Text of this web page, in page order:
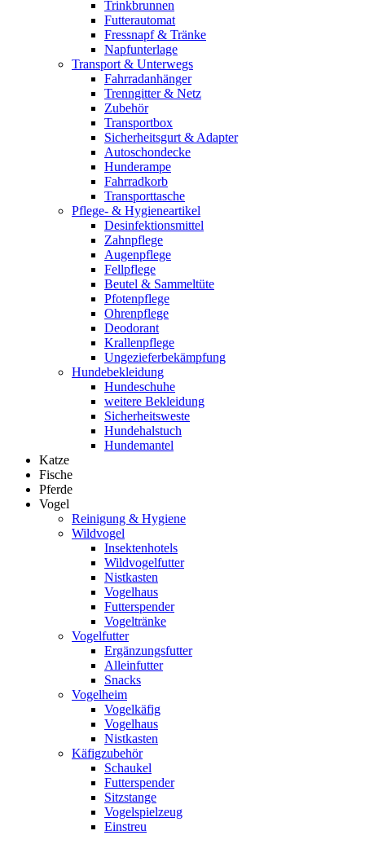
Trinkbrunnen
Futterautomat
Fressnapf & Tränke
Napfunterlage
Transport & Unterwegs
Fahrradanhänger
Trenngitter & Netz
Zubehör
Transportbox
Sicherheitsgurt & Adapter
Autoschondecke
Hunderampe
Fahrradkorb
Transporttasche
Pflege- & Hygieneartikel
Desinfektionsmittel
Zahnpflege
Augenpflege
Fellpflege
Beutel & Sammeltüte
Pfotenpflege
Ohrenpflege
Deodorant
Krallenpflege
Ungezieferbekämpfung
Hundebekleidung
Hundeschuhe
weitere Bekleidung
Sicherheitsweste
Hundehalstuch
Hundemantel
Katze
Fische
Pferde
Vogel
Reinigung & Hygiene
Wildvogel
Insektenhotels
Wildvogelfutter
Nistkasten
Vogelhaus
Futterspender
Vogeltränke
Vogelfutter
Ergänzungsfutter
Alleinfutter
Snacks
Vogelheim
Vogelkäfig
Vogelhaus
Nistkasten
Käfigzubehör
Schaukel
Futterspender
Sitzstange
Vogelspielzeug
Einstreu